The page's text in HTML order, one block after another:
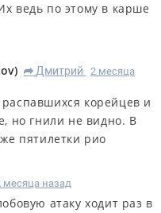
ведь по этому в карше
) R Дмитрий
2 месяца
корейцев и
но гнили не видно. В
пятилетки рио
месяца назад
атаку ходит раз в